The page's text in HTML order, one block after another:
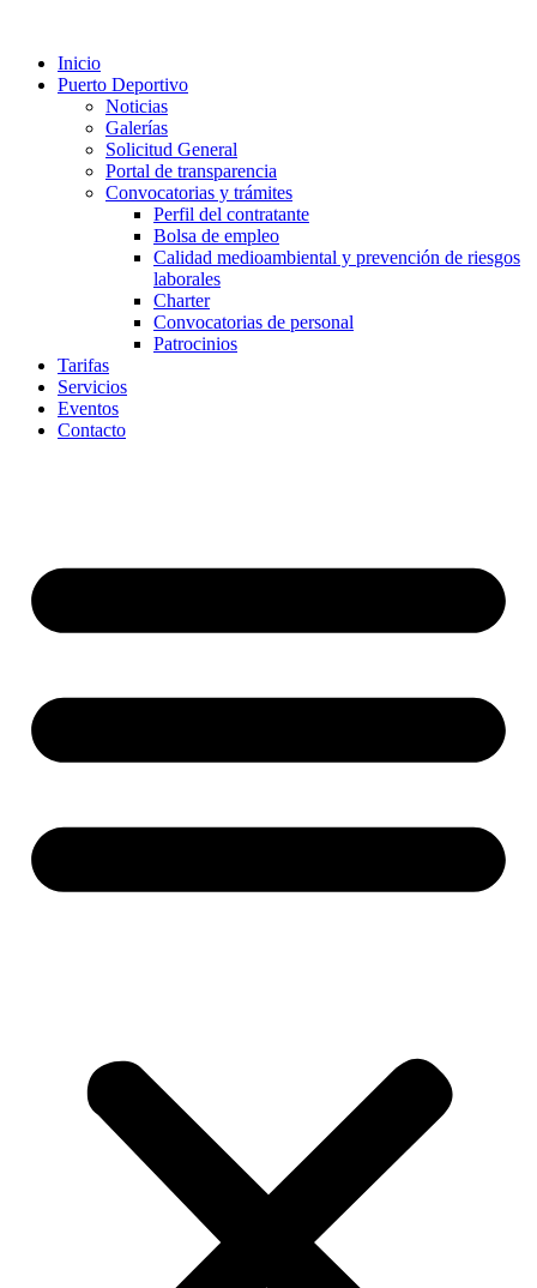
Inicio
Puerto Deportivo
Noticias
Galerías
Solicitud General
Portal de transparencia
Convocatorias y trámites
Perfil del contratante
Bolsa de empleo
Calidad medioambiental y prevención de riesgos
laborales
Charter
Convocatorias de personal
Patrocinios
Tarifas
Servicios
Eventos
Contacto